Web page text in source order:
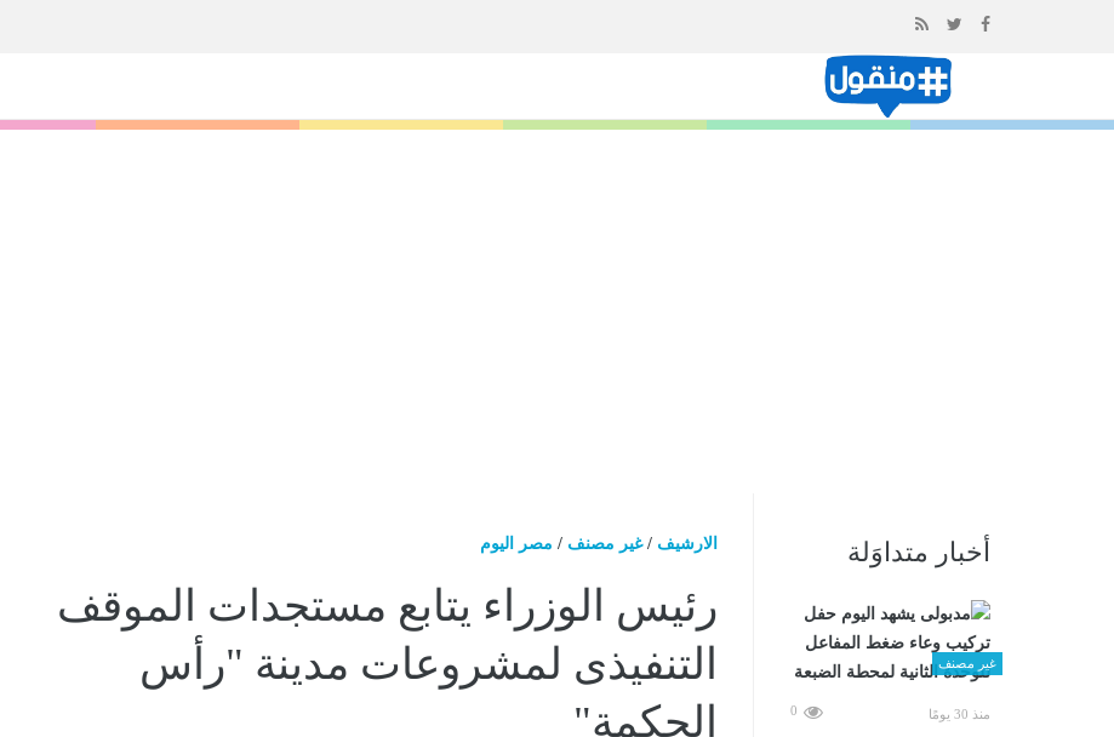
المحتوى
أخبار متداوَلة
غير مصنف
منذ 30 يومًا 0
الارشيف /غير مصنف / مصر اليوم
رئيس الوزراء يتابع مستجدات الموقف
التنفيذى لمشروعات مدينة "رأس
الحكمة"